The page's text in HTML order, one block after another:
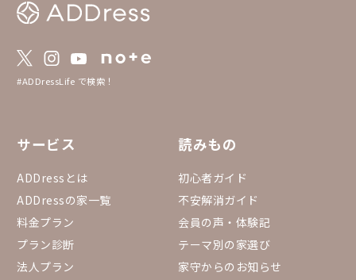
#ADDressLife で検索！
サービス
ADDressとは
ADDressの家一覧
料金プラン
プラン診断
法人プラン
読みもの
初心者ガイド
不安解消ガイド
会員の声・体験記
テーマ別の家選び
家守からのお知らせ